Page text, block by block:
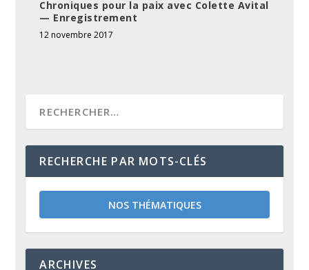
Chroniques pour la paix avec Colette Avital
— Enregistrement
12 novembre 2017
RECHERCHE PAR MOTS-CLÉS
NOS THÉMATIQUES
ARCHIVES